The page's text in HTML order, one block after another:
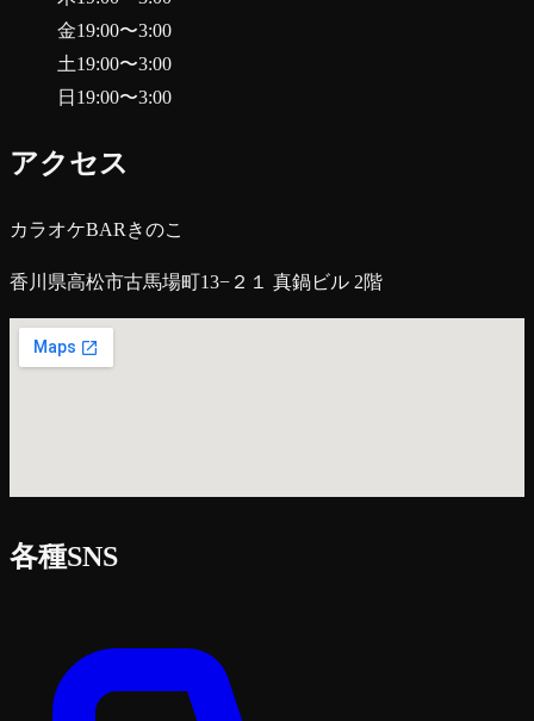
金19:00〜3:00
土19:00〜3:00
日 19:00〜3:00
アクセス
カラオケBARきのこ
香川県高松市古馬場町13−２１ 真鍋ビル 2階
各種SNS